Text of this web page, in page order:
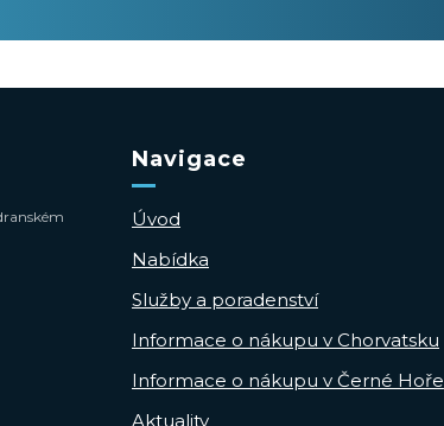
Navigace
Úvod
Nabídka
Služby a poradenství
Informace o nákupu v Chorvatsku
Informace o nákupu v Černé Hoře
Aktuality